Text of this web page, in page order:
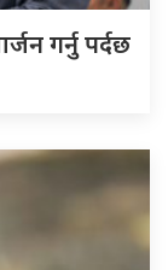
गर्नु पर्दछ